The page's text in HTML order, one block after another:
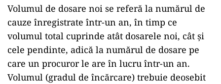
Volumul de dosare noi se referă la numărul de
cauze înregistrate într-un an, în timp ce
volumul total cuprinde atât dosarele noi, cât și
cele pendinte, adică la numărul de dosare pe
care un procuror le are în lucru într-un an.
Volumul (gradul de încărcare) trebuie deosebit